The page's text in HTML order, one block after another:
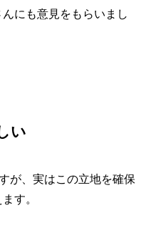
にも意見をもらいまし
い
が、実はこの立地を確保
す。